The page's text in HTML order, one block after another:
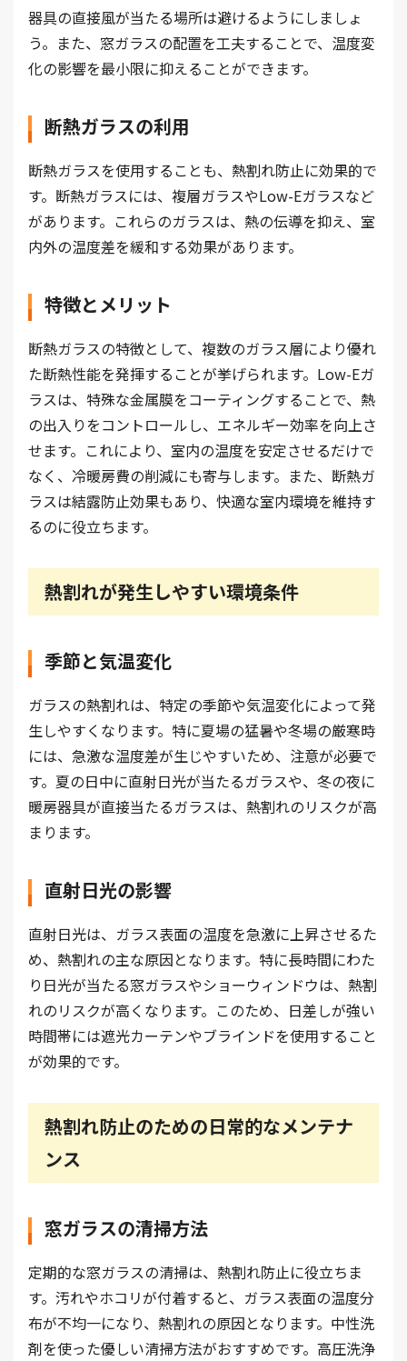
器具の直接風が当たる場所は避けるようにしましょ
う。また、窓ガラスの配置を工夫することで、温度変
化の影響を最小限に抑えることができます。
断熱ガラスの利用
断熱ガラスを使用することも、熱割れ防止に効果的で
す。断熱ガラスには、複層ガラスやLow-Eガラスなど
があります。これらのガラスは、熱の伝導を抑え、室
内外の温度差を緩和する効果があります。
特徴とメリット
断熱ガラスの特徴として、複数のガラス層により優れ
た断熱性能を発揮することが挙げられます。Low-Eガ
ラスは、特殊な金属膜をコーティングすることで、熱
の出入りをコントロールし、エネルギー効率を向上さ
せます。これにより、室内の温度を安定させるだけで
なく、冷暖房費の削減にも寄与します。また、断熱ガ
ラスは結露防止効果もあり、快適な室内環境を維持す
るのに役立ちます。
熱割れが発生しやすい環境条件
季節と気温変化
ガラスの熱割れは、特定の季節や気温変化によって発
生しやすくなります。特に夏場の猛暑や冬場の厳寒時
には、急激な温度差が生じやすいため、注意が必要で
す。夏の日中に直射日光が当たるガラスや、冬の夜に
暖房器具が直接当たるガラスは、熱割れのリスクが高
まります。
直射日光の影響
直射日光は、ガラス表面の温度を急激に上昇させるた
め、熱割れの主な原因となります。特に長時間にわた
り日光が当たる窓ガラスやショーウィンドウは、熱割
れのリスクが高くなります。このため、日差しが強い
時間帯には遮光カーテンやブラインドを使用すること
が効果的です。
熱割れ防止のための日常的なメンテナ
ンス
窓ガラスの清掃方法
定期的な窓ガラスの清掃は、熱割れ防止に役立ちま
す。汚れやホコリが付着すると、ガラス表面の温度分
布が不均一になり、熱割れの原因となります。中性洗
剤を使った優しい清掃方法がおすすめです。高圧洗浄